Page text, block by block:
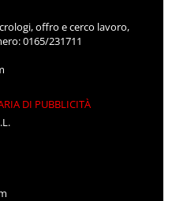
offro e cerco lavoro,
0165/231711
DI PUBBLICITÀ